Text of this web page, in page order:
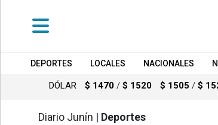
DEPORTES
LOCALES
DEPORTES LOCALES NACIONALES
DÓLAR $ 1470 / $ 1520 $ 1505 / $
Diario Junín | Deportes